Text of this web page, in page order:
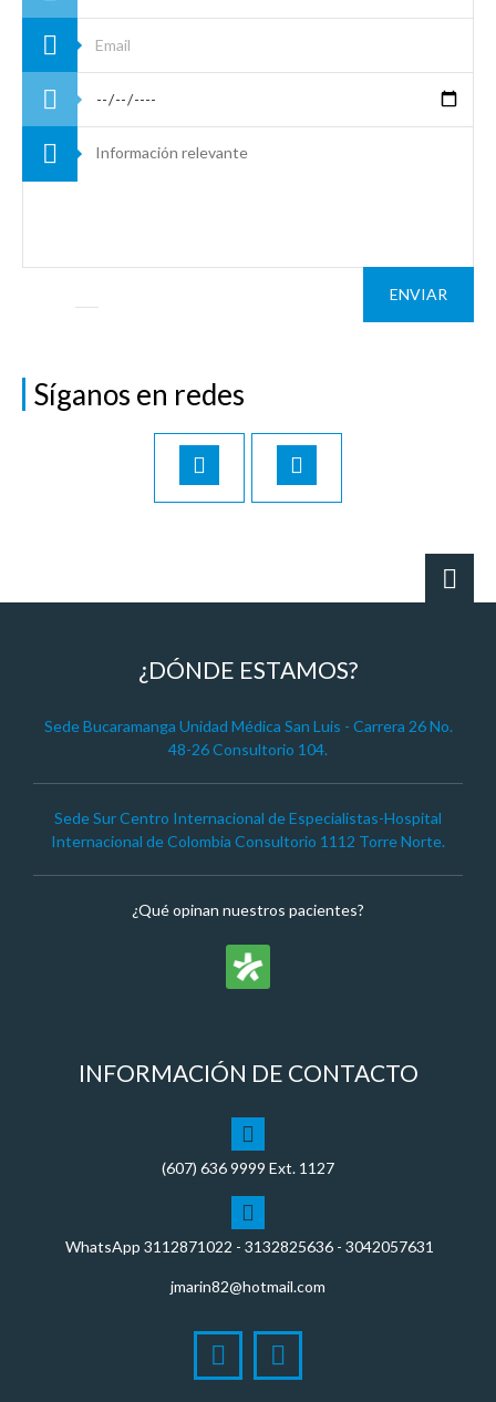
ENVIAR
Síganos en redes
¿DÓNDE ESTAMOS?
Sede Bucaramanga Unidad Médica San Luis - Carrera 26 No.
48-26 Consultorio 104.
Sede Sur Centro Internacional de Especialistas-Hospital
Internacional de Colombia Consultorio 1112 Torre Norte.
¿Qué opinan nuestros pacientes?
INFORMACIÓN DE CONTACTO
(607) 636 9999 Ext. 1127
WhatsApp 3112871022 - 3132825636 - 3042057631
jmarin82@hotmail.com